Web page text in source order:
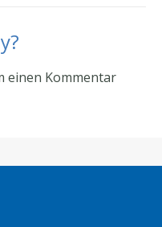
einen Kommentar